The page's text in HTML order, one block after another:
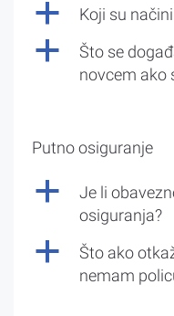
a Koji su
a
Što se
novcem ako
Putno osiguranje
a
Je li
osiguranja?
a
Što ako
nemam